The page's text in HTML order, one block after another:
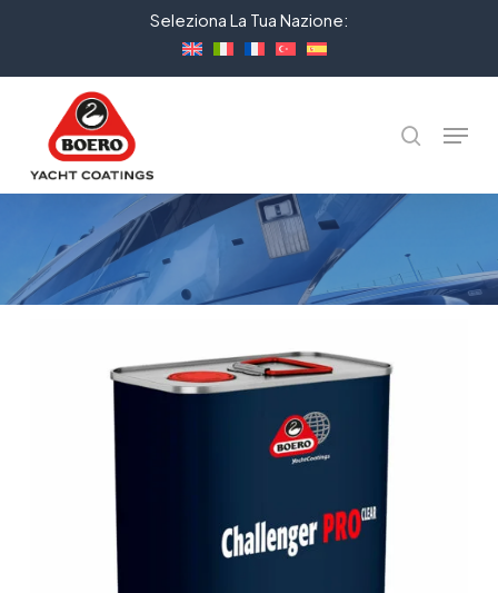
Seleziona La Tua Nazione:
cerca
Menu